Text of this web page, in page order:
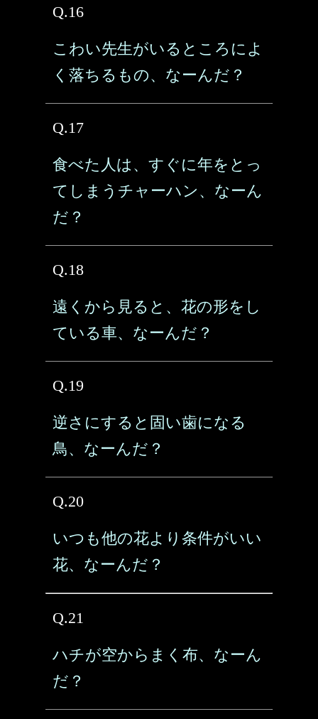
Q.16
こわい先生がいるところによ
く落ちるもの、なーんだ？
Q.17
食べた人は、すぐに年をとっ
てしまうチャーハン、なーん
だ？
Q.18
遠くから見ると、花の形をし
ている車、なーんだ？
Q.19
逆さにすると固い歯になる
鳥、なーんだ？
Q.20
いつも他の花より条件がいい
花、なーんだ？
Q.21
ハチが空からまく布、なーん
だ？